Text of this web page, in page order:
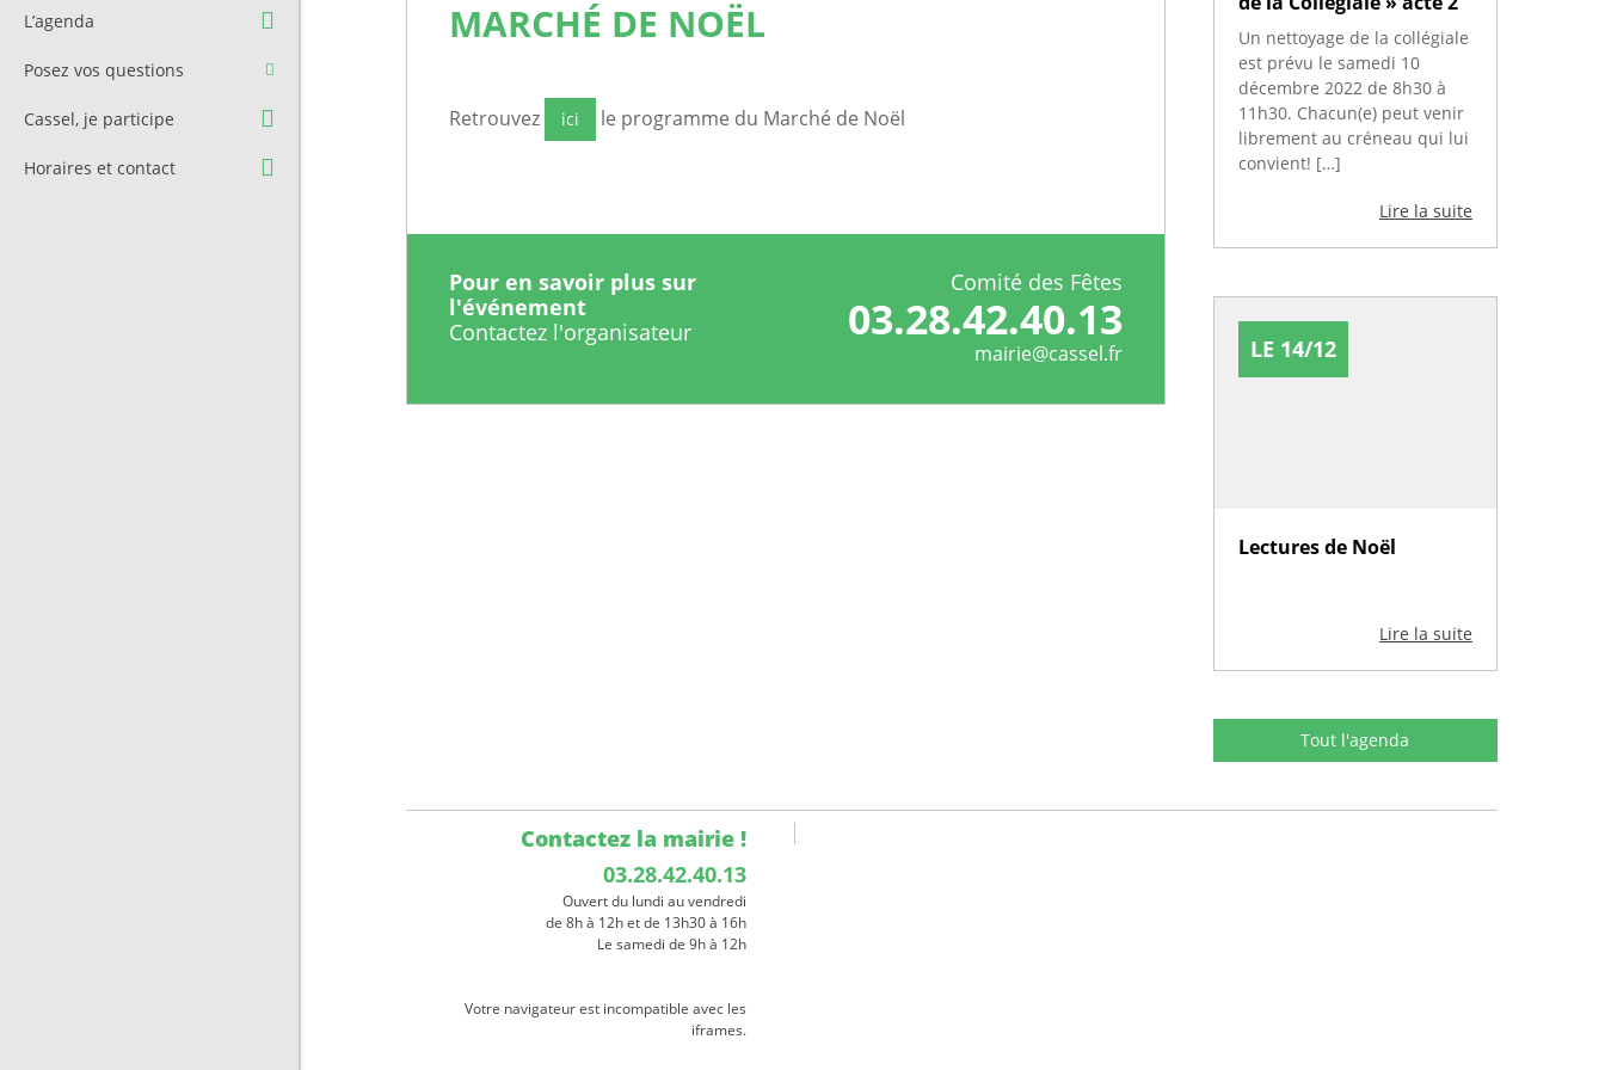
municipale
Contact et Accès
Cimetière
L’agenda
Posez vos questions
Cassel, je participe
Horaires et contact
MARCHÉ DE NOËL
Retrouvez ici le programme du Marché de Noël
Pour en savoir plus sur
l'événement
Contactez l'organisateur
Comité des Fêtes
03.28.42.40.13
mairie@cassel.fr
Un nettoyage de la collégiale
est prévu le samedi 10
décembre 2022 de 8h30 à
11h30. Chacun(e) peut venir
librement au créneau qui lui
convient! […]
Lire la suite
LE 14/12
Lectures de Noël
Lire la suite
Tout l'agenda
Contactez la mairie !
03.28.42.40.13
Ouvert du lundi au vendredi
de 8h à 12h et de 13h30 à 16h
Le samedi de 9h à 12h
Votre navigateur est incompatible avec les
iframes.